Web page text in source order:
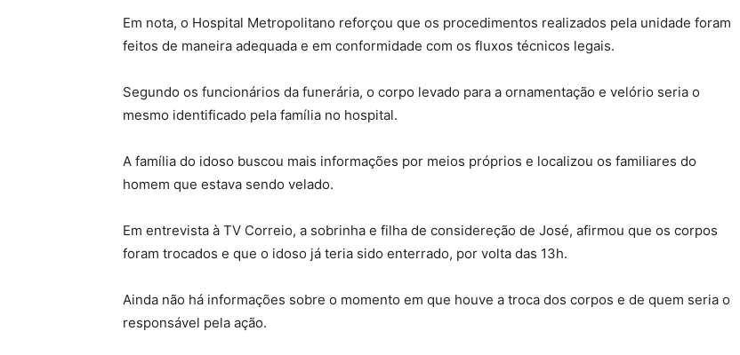
Em nota, o Hospital Metropolitano reforçou que os procedimentos realizados pela unidade foram
feitos de maneira adequada e em conformidade com os fluxos técnicos legais.
Segundo os funcionários da funerária, o corpo levado para a ornamentação e velório seria o
mesmo identificado pela família no hospital.
A família do idoso buscou mais informações por meios próprios e localizou os familiares do
homem que estava sendo velado.
Em entrevista à TV Correio, a sobrinha e filha de considereção de José, afirmou que os corpos
foram trocados e que o idoso já teria sido enterrado, por volta das 13h.
Ainda não há informações sobre o momento em que houve a troca dos corpos e de quem seria o
responsável pela ação.